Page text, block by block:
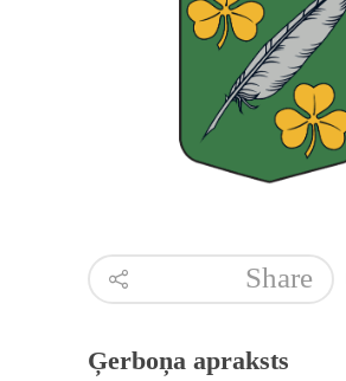
Share
Ģerboņa apraksts